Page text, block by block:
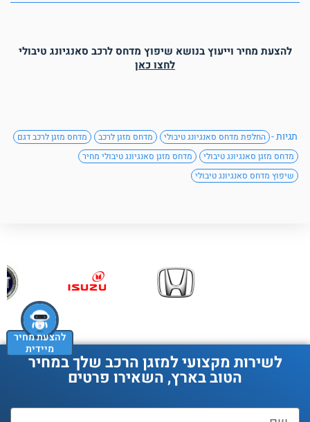
להצעת מחיר וייעוץ בנושא שיפוץ מדחס לרכב סאנגיונג טיבולי
לחצו כאן
תגיות - החלפת מדחס סאנגיונג טיבולי מדחס מזגן לרכב
מדחס מזגן לרכב דגם
מדחס מזגן סאנגיונג טיבולי
מדחס מזגן סאנגיונג טיבולי מחיר
שיפוץ מדחס סאנגיונג טיבולי
לשירות מקצועי למזגן הרכב שלך במחיר
הטוב בארץ, השאירו פרטים
להצעת מחיר
מיידית